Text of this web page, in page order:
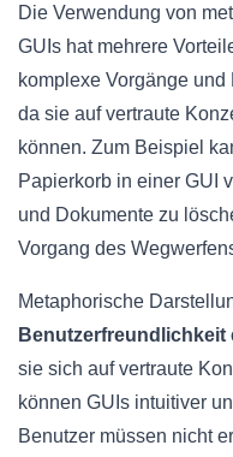
Die Verwendung von
GUIs hat mehrere
komplexe Vorgänge
da sie auf vertraute
können. Zum Beispiel
Papierkorb in einer GUI
und Dokumente zu
Vorgang des
Metaphorische
Benutzerfreundlichkeit
sie sich auf vertraute
können GUIs intuitiver
Benutzer müssen nicht